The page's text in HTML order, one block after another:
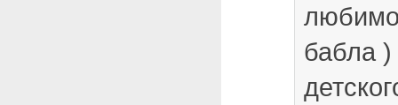
бабла )